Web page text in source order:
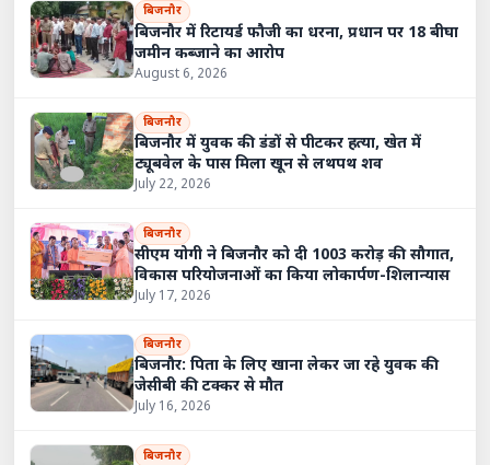
बिजनौर
बिजनौर में रिटायर्ड फौजी का धरना, प्रधान पर 18 बीघा
जमीन कब्जाने का आरोप
August 6, 2026
बिजनौर
बिजनौर में युवक की डंडों से पीटकर हत्या, खेत में
ट्यूबवेल के पास मिला खून से लथपथ शव
July 22, 2026
बिजनौर
सीएम योगी ने बिजनौर को दी 1003 करोड़ की सौगात,
विकास परियोजनाओं का किया लोकार्पण-शिलान्यास
July 17, 2026
बिजनौर
बिजनौर: पिता के लिए खाना लेकर जा रहे युवक की
जेसीबी की टक्कर से मौत
July 16, 2026
बिजनौर